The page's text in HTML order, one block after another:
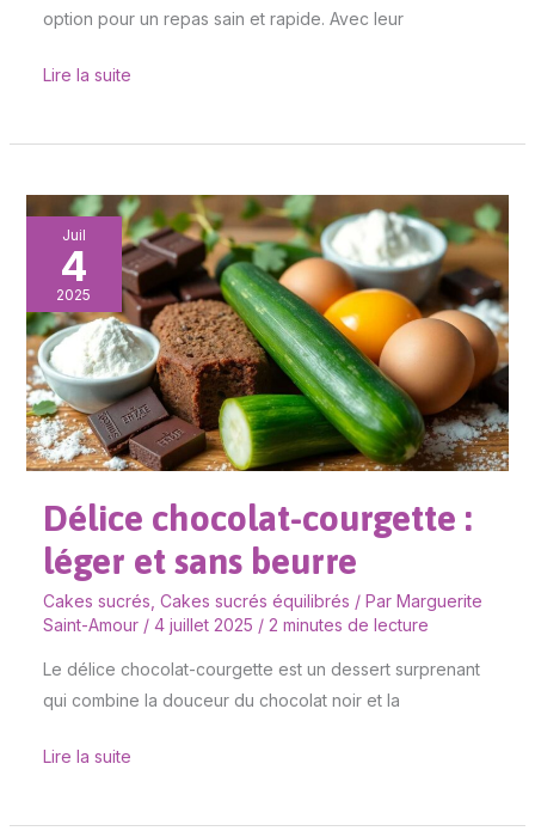
option pour un repas sain et rapide. Avec leur
Lire la suite
Juil
4
2025
Délice chocolat-courgette :
léger et sans beurre
Cakes sucrés Cakes sucrés équilibrés / Par Marguerite
Saint-Amour / 4 juillet 2025 / 2 minutes de lecture
Le délice chocolat-courgette est un dessert surprenant
qui combine la douceur du chocolat noir et la
Délice
chocolat-
courgette
:
léger
et
sans
beurre
Lire la suite